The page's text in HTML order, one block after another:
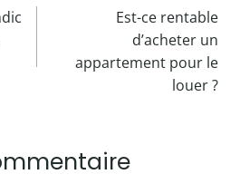
Est-ce rentable
d’acheter un
appartement pour le
louer ?